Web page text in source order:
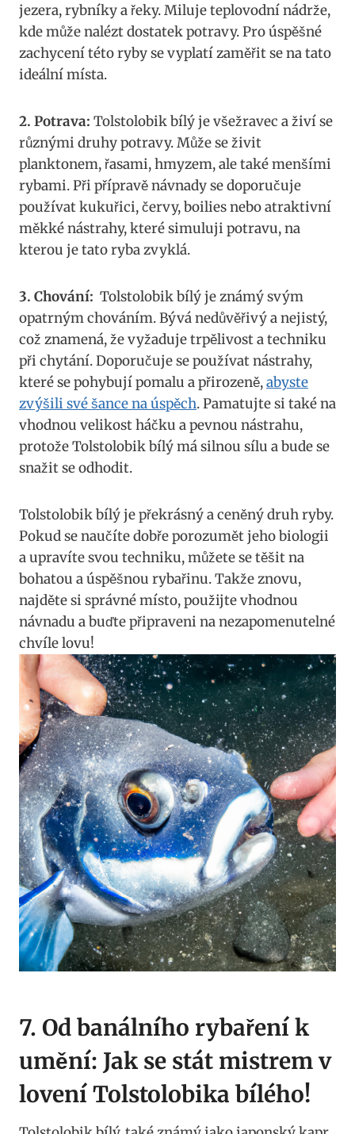
jezera, rybníky a řeky. Miluje teplovodní ⁢nádrže,
kde může​ nalézt dostatek potravy. Pro ⁣úspěšné ​
zachycení této ryby se ‌vyplatí zaměřit⁣ se na ​tato
ideální místa.
2. Potrava: Tolstolobik bílý je všežravec a⁢ živí se
různými druhy potravy. Může se živit⁢
planktonem, řasami, hmyzem, ale také menšími
rybami. Při přípravě návnady se doporučuje
používat⁤ kukuřici, červy, boilies⁣ nebo atraktivní
měkké nástrahy, které simuluji potravu, ⁣na
kterou je⁤ tato ryba zvyklá.
3. Chování: ‌ Tolstolobik bílý je známý svým
opatrným chováním.​ Bývá ⁤nedůvěřivý a⁣ nejistý,
což znamená, že vyžaduje trpělivost a techniku
‌při chytání. Doporučuje‍ se používat nástrahy,
které se‌ pohybují‍ pomalu a přirozeně,abyste
zvýšili své šance ⁣na úspěch. Pamatujte si také na
vhodnou velikost háčku a pevnou nástrahu,
protože Tolstolobik ⁢bílý⁤ má silnou sílu a bude se
snažit se odhodit.
Tolstolobik bílý je ⁢překrásný‍ a ceněný druh ⁤ryby.
Pokud ‍se naučíte dobře⁤ porozumět jeho biologii⁣
a upravíte svou techniku, můžete se těšit ⁤na
bohatou‍ a úspěšnou rybařinu. ‍Takže ⁣znovu,
najděte si‍ správné ​místo, použijte vhodnou
návnadu a buďte připraveni na ‍nezapomenutelné
chvíle lovu!
7. Od banálního rybaření k
umění: Jak se stát mistrem v
‌lovení​ Tolstolobika bílého!